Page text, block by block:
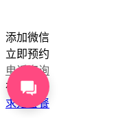
添加微信
立即预约
电话咨询
在线咨询
求婚套餐